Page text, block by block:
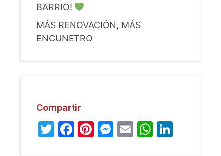
BARRIO!
MÁS RENOVACIÓN, MÁS
ENCUNETRO
Compartir
Twitter
Facebook
Pinterest
Messenger
Email